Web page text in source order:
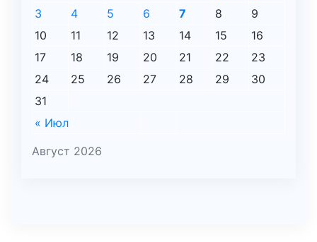
Август 2026
« Июл
3
4 5 6 7 8
9
10
11 12 13 14 15
16
17
18 19 20 21 22
23
24
25 26 27 28 29
30
31